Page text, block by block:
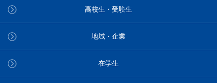
高校生・受験生
地域・企業
在学生